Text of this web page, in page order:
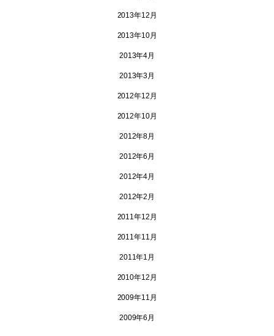
2013年12月
2013年10月
2013年4月
2013年3月
2012年12月
2012年10月
2012年8月
2012年6月
2012年4月
2012年2月
2011年12月
2011年11月
2011年1月
2010年12月
2009年11月
2009年6月